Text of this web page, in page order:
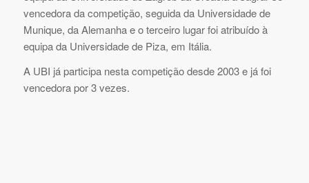
vencedora da competição, seguida da Universidade de
Munique, da Alemanha e o terceiro lugar foi atribuído à
equipa da Universidade de Piza, em Itália.
A UBI já participa nesta competição desde 2003 e já foi
vencedora por 3 vezes.